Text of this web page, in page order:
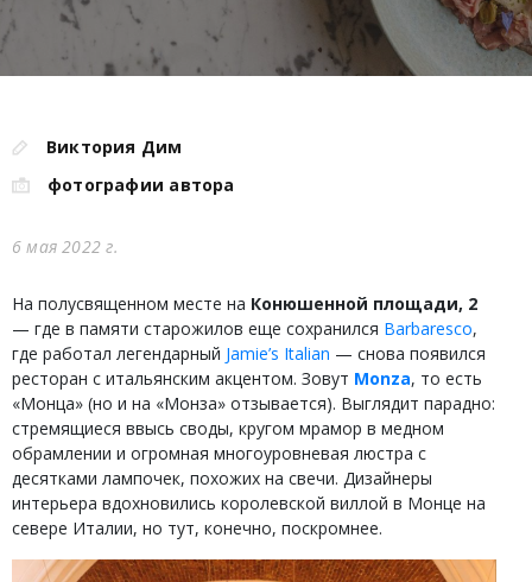
Виктория Дим
фотографии автора
6 мая 2022 г.
На полусвященном месте на Конюшенной площади, 2
— где в памяти старожилов еще сохранился Barbaresco,
где работал легендарный Jamie’s Italian — снова появился
ресторан с итальянским акцентом. Зовут Monza, то есть
«Монца» (но и на «Монза» отзывается). Выглядит парадно:
стремящиеся ввысь своды, кругом мрамор в медном
обрамлении и огромная многоуровневая люстра с
десятками лампочек, похожих на свечи. Дизайнеры
интерьера вдохновились королевской виллой в Монце на
севере Италии, но тут, конечно, поскромнее.